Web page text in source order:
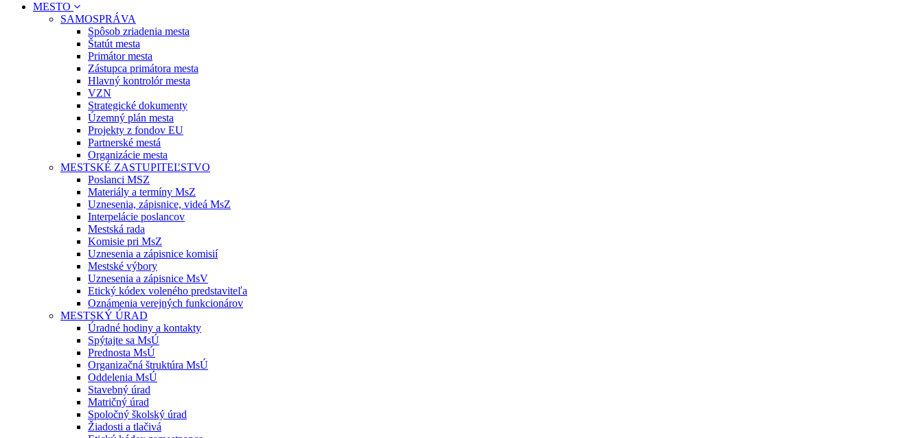
MESTO
SAMOSPRÁVA
Spôsob zriadenia mesta
Štatút mesta
Primátor mesta
Zástupca primátora mesta
Hlavný kontrolór mesta
VZN
Strategické dokumenty
Územný plán mesta
Projekty z fondov EU
Partnerské mestá
Organizácie mesta
MESTSKÉ ZASTUPITEĽSTVO
Poslanci MSZ
Materiály a termíny MsZ
Uznesenia, zápisnice, videá MsZ
Interpelácie poslancov
Mestská rada
Komisie pri MsZ
Uznesenia a zápisnice komisií
Mestské výbory
Uznesenia a zápisnice MsV
Etický kódex voleného predstaviteľa
Oznámenia verejných funkcionárov
MESTSKÝ ÚRAD
Úradné hodiny a kontakty
Spýtajte sa MsÚ
Prednosta MsÚ
Organizačná štruktúra MsÚ
Oddelenia MsÚ
Stavebný úrad
Matričný úrad
Spoločný školský úrad
Žiadosti a tlačivá